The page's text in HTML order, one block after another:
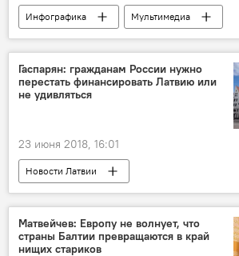
Инфографика
Мультимедиа
Латвия
Гаспарян: гражданам России нужно
перестать финансировать Латвию или
не удивляться
23 июня 2018, 16:01
Новости Латвии
Обзор событий с Арменом Гаспаряном
Темы
Латвия
Армен Гаспарян
турист
деньги
Матвейчев: Европу не волнует, что
страны Балтии превращаются в край
нищих стариков